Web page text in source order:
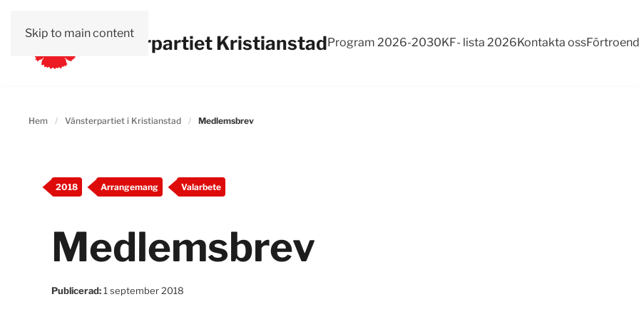
Skip to main contentVänsterpartiet KristianstadProgram 2026-2030KF- lista 2026Kontakta oss
Hem Vänsterpartiet i Kristianstad Medlemsbrev
2018 Arrangemang Valarbete
Medlemsbrev
Publicerad:1 september 2018